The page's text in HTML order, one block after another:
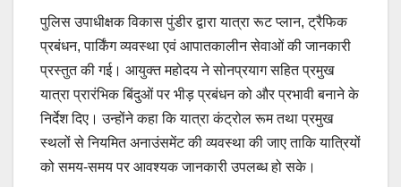
पुलिस उपाधीक्षक विकास पुंडीर द्वारा यात्रा रूट प्लान, ट्रैफिक
प्रबंधन, पार्किंग व्यवस्था एवं आपातकालीन सेवाओं की जानकारी
प्रस्तुत की गई। आयुक्त महोदय ने सोनप्रयाग सहित प्रमुख
यात्रा प्रारंभिक बिंदुओं पर भीड़ प्रबंधन को और प्रभावी बनाने के
निर्देश दिए। उन्होंने कहा कि यात्रा कंट्रोल रूम तथा प्रमुख
स्थलों से नियमित अनाउंसमेंट की व्यवस्था की जाए ताकि यात्रियों
को समय-समय पर आवश्यक जानकारी उपलब्ध हो सके।